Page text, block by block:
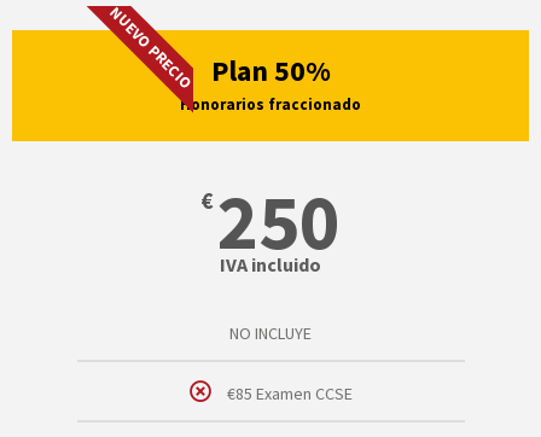
NUEVO PRECIO Plan 50%
Honorarios fraccionado
€250
IVA incluido
NO INCLUYE
€85 Examen CCSE